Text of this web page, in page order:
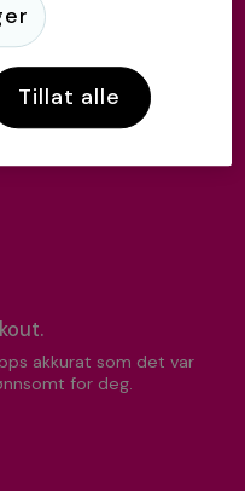
akkurat som det var
for deg.
Tillat alle